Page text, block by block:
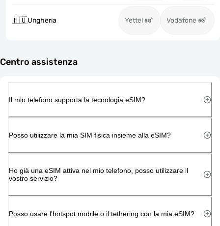
🇭🇺Ungheria Yettel Vodafone
Centro assistenza
Il mio telefono supporta la tecnologia eSIM?
Posso utilizzare la mia SIM fisica insieme alla eSIM?
Ho già una eSIM attiva nel mio telefono, posso utilizzare il
vostro servizio?
Posso usare l'hotspot mobile o il tethering con la mia eSIM?